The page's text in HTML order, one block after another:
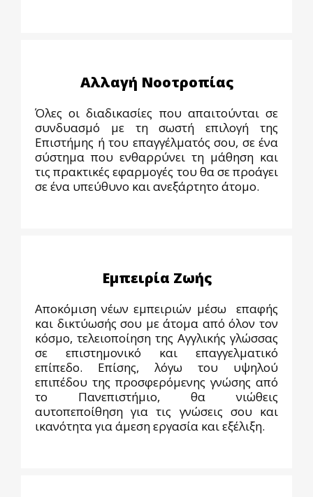
Αλλαγή Νοοτροπίας
Όλες οι διαδικασίες που απαιτούνται σε
συνδυασμό με τη σωστή επιλογή της
Επιστήμης ή του επαγγέλματός σου, σε ένα
σύστημα που ενθαρρύνει τη μάθηση και
τις πρακτικές εφαρμογές του θα σε προάγει
σε ένα υπεύθυνο και ανεξάρτητο άτομο.
Εμπειρία Ζωής
Αποκόμιση νέων εμπειριών μέσω επαφής
και δικτύωσής σου με άτομα από όλον τον
κόσμο, τελειοποίηση της Αγγλικής γλώσσας
σε επιστημονικό και επαγγελματικό
επίπεδο. Επίσης, λόγω του υψηλού
επιπέδου της προσφερόμενης γνώσης από
το Πανεπιστήμιο, θα νιώθεις
αυτοπεποίθηση για τις γνώσεις σου και
ικανότητα για άμεση εργασία και εξέλιξη.